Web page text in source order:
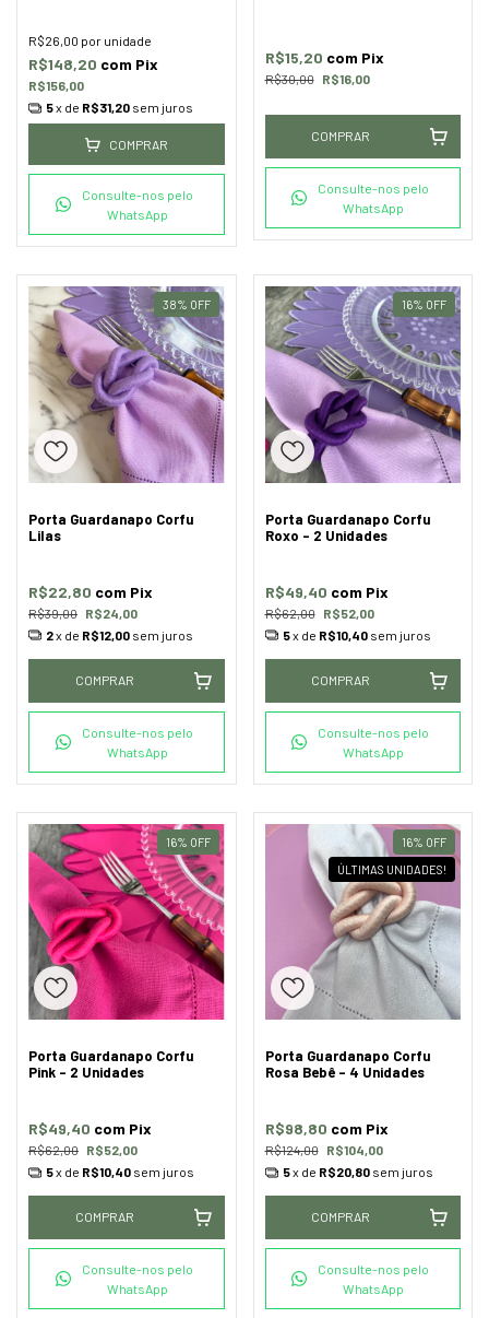
R$26,00 por unidade
R$156,00
R$148,20 com Pix
5x de R$31,20 sem juros
COMPRAR
Consulte-nos pelo
WhatsApp
R$30,00 R$16,00
R$15,20 com Pix
COMPRAR
Consulte-nos pelo
WhatsApp
38% OFF
Porta Guardanapo Corfu
Lilas
R$39,00 R$24,00
R$22,80 com Pix
2x de R$12,00 sem juros
COMPRAR
Consulte-nos pelo
WhatsApp
16% OFF
Porta Guardanapo Corfu
Roxo - 2 Unidades
R$62,00 R$52,00
R$49,40 com Pix
5x de R$10,40 sem juros
COMPRAR
Consulte-nos pelo
WhatsApp
16% OFF
Porta Guardanapo Corfu
Pink - 2 Unidades
R$62,00 R$52,00
R$49,40 com Pix
5x de R$10,40 sem juros
COMPRAR
Consulte-nos pelo
WhatsApp
16% OFF
ÚLTIMAS UNIDADES!
Porta Guardanapo Corfu
Rosa Bebê - 4 Unidades
R$124,00 R$104,00
R$98,80 com Pix
5x de R$20,80 sem juros
COMPRAR
Consulte-nos pelo
WhatsApp